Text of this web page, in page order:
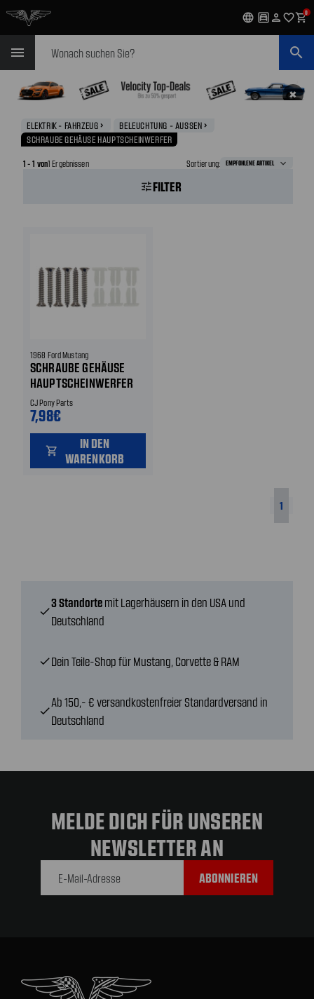
language garage person favorite_outlineshopping_cart0
menu search
✖
ELEKTRIK - FAHRZEUG navigate_next BELEUCHTUNG - AUSSEN navigate_next
SCHRAUBE GEHÄUSE HAUPTSCHEINWERFER
1 - 1 von1 Ergebnissen Sortierung:
tuneFILTER
1968 Ford Mustang
SCHRAUBE GEHÄUSE
HAUPTSCHEINWERFER
CJ Pony Parts
7,98€
shopping_cart
IN DEN
WARENKORB
1
check
3 Standorte mit Lagerhäusern in den USA und
Deutschland
checkDein Teile-Shop für Mustang, Corvette & RAM
check
Ab 150,- € versandkostenfreier Standardversand in
Deutschland
MELDE DICH FÜR UNSEREN
NEWSLETTER AN